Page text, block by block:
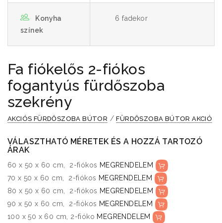
Konyha
színek
6 fadekor
Fa fiókelős 2-fiókos
fogantyús fürdőszoba
szekrény
AKCIÓS FÜRDŐSZOBA BÚTOR /FÜRDŐSZOBA BÚTOR AKCIÓ
VÁLASZTHATÓ MÉRETEK ÉS A HOZZÁ TARTOZÓ
ÁRAK
60 x 50 x 60 cm, 2-fiókos MEGRENDELEM
70 x 50 x 60 cm, 2-fiókos MEGRENDELEM
80 x 50 x 60 cm, 2-fiókos MEGRENDELEM
90 x 50 x 60 cm, 2-fiókos MEGRENDELEM
100 x 50 x 60 cm, 2-fióko MEGRENDELEM